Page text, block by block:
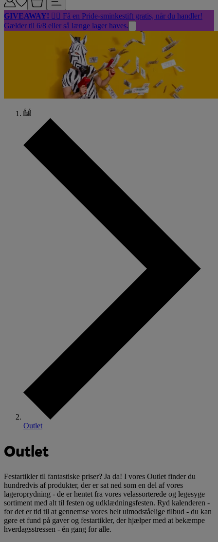
GIVEAWAY! 🏳️‍🌈 Få en Pride-sminkestift gratis, når du handler!
Gælder til 6/8 eller så længe lager haves.
Outlet
Outlet
Festartikler til fantastiske priser? Ja da! I vores Outlet finder du
hundredvis af produkter, der er sat ned som en del af vores
lageroprydning - de er hentet fra vores velassorterede og legesyge
sortiment med alt til festen og udklædningsfesten. Ryd kalenderen -
for det er tid til at gennemse vores helt uimodståelige tilbud - du kan
gøre et fund på gaver og festartikler, der hjælper med at bekæmpe
hverdagsstressen - én gang for alle.